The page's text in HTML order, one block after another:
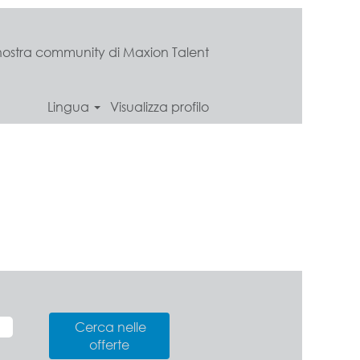
community di Maxion Talent
Lingua Visualizza profilo